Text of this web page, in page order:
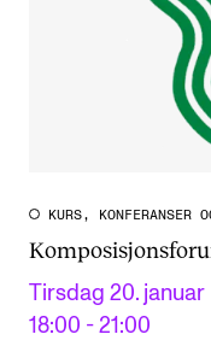
KURS, KONFERANSER
Tirsdag 20. januar
18:00 - 21:00